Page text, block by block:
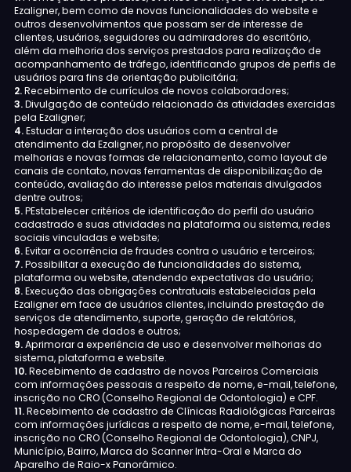
Ezaligner, bem como de novas funcionalidades do website e
outros desenvolvimentos que possam ser de interesse de
clientes, usuários, seguidores ou admiradores do escritório,
além da melhoria dos serviços prestados para realização de
acompanhamento de tráfego, identificando grupos de perfis de
usuários para fins de orientação publicitária;
2.Recebimento de currículos de novos colaboradores;
3.Divulgação de conteúdo relacionado às atividades exercidas
pela Ezaligner;
4.Estudar a interação dos usuários com a central de
atendimento da Ezaligner, no propósito de desenvolver
melhorias e novas formas de relacionamento, como layout de
canais de contato, novas ferramentas de disponibilização de
conteúdo, avaliação do interesse pelos materiais divulgados
dentre outros;
5.PEstabelecer critérios de identificação do perfil do usuário
cadastrado e suas atividades na plataforma ou sistema, redes
sociais vinculadas e website;
6.Evitar a ocorrência de fraudes contra o usuário e terceiros;
7.Possibilitar a execução de funcionalidades do sistema,
plataforma ou website, atendendo expectativas do usuário;
8.Execução das obrigações contratuais estabelecidas pela
Ezaligner em face de usuários clientes, incluindo prestação de
serviços de atendimento, suporte, geração de relatórios,
hospedagem de dados e outros;
9.Aprimorar a experiência de uso e desenvolver melhorias do
sistema, plataforma e website.
10.Recebimento de cadastro de novos Parceiros Comerciais
com informações pessoais a respeito de nome, e-mail, telefone,
inscrição no CRO (Conselho Regional de Odontologia) e CPF.
11.Recebimento de cadastro de Clínicas Radiológicas Parceiras
com informações jurídicas a respeito de nome, e-mail, telefone,
inscrição no CRO (Conselho Regional de Odontologia), CNPJ,
Município, Bairro, Marca do Scanner Intra-Oral e Marca do
Aparelho de Raio-x Panorâmico.